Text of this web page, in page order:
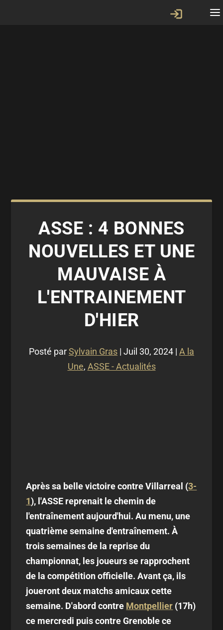
ASSE : 4 BONNES
NOUVELLES ET UNE
MAUVAISE À
L'ENTRAINEMENT
D'HIER
Posté parSylvain Gras | Juil 30, 2024 | A la
Une, ASSE - Actualités
Après sa belle victoire contre Villarreal (3-
1), l'ASSE reprenait le chemin de
l'entraînement aujourd'hui. Au menu, une
quatrième semaine d'entraînement. À
trois semaines de la reprise du
championnat, les joueurs se rapprochent
de la compétition officielle. Avant ça, ils
joueront deux matchs amicaux cette
semaine. D'abord contre Montpellier (17h)
ce mercredi puis contre Grenoble ce